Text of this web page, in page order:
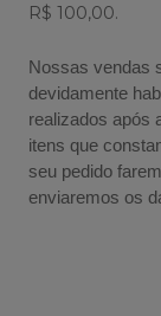
R$ 100,00.
Nossas vendas
devidamente
realizados após
itens que
seu pedido
enviaremos os